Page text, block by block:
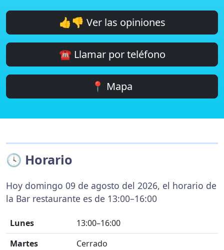
👍👎 Ver las opiniones
☎️ Llamar por teléfono
📍 Mapa
🕓 Horario
Hoy domingo 09 de agosto del 2026, el horario de
la Bar restaurante es de 13:00–16:00
Lunes
13:00–16:00
Martes
Cerrado